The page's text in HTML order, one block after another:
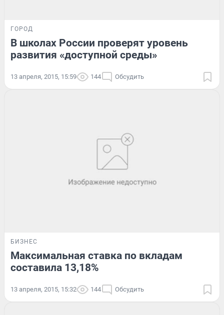
ГОРОД
В школах России проверят уровень
развития «доступной среды»
13 апреля, 2015, 15:59 144 Обсудить
БИЗНЕС
Максимальная ставка по вкладам
составила 13,18%
13 апреля, 2015, 15:32 144 Обсудить